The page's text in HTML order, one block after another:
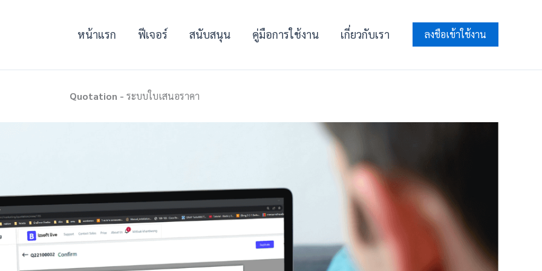
หน้าแรก ฟีเจอร์ สนับสนุน คู่มือการใช้งาน เกี่ยวกับเรา ลงชือเข้าใช้งาน
Quotation - ระบบใบเสนอราคา